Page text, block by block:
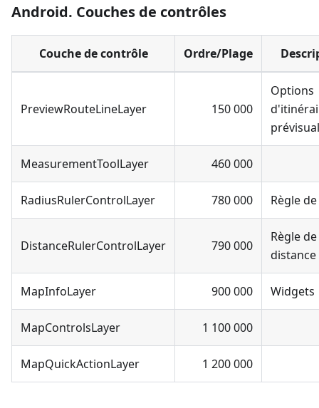
Android. Couches de contrôles
Couche de contrôle Ordre/Plage
PreviewRouteLineLayer 150 000
Options
MeasurementToolLayer 460 000
RadiusRulerControlLayer 780 000 Règle
DistanceRulerControlLayer 790 000
Règle de
distance
MapInfoLayer 900 000 Widgets
MapControlsLayer 1 100 000
MapQuickActionLayer 1 200 000